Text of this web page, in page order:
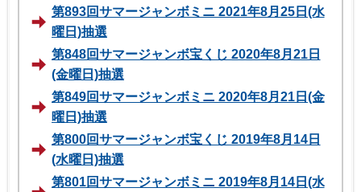
第893回サマージャンボミニ 2021年8月25日(水
曜日)抽選
第848回サマージャンボ宝くじ 2020年8月21日
(金曜日)抽選
第849回サマージャンボミニ 2020年8月21日(金
曜日)抽選
第800回サマージャンボ宝くじ 2019年8月14日
(水曜日)抽選
第801回サマージャンボミニ 2019年8月14日(水